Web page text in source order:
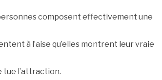
composent effectivement une
à l’aise qu’elles montrent leur vraie
tue l’attraction.